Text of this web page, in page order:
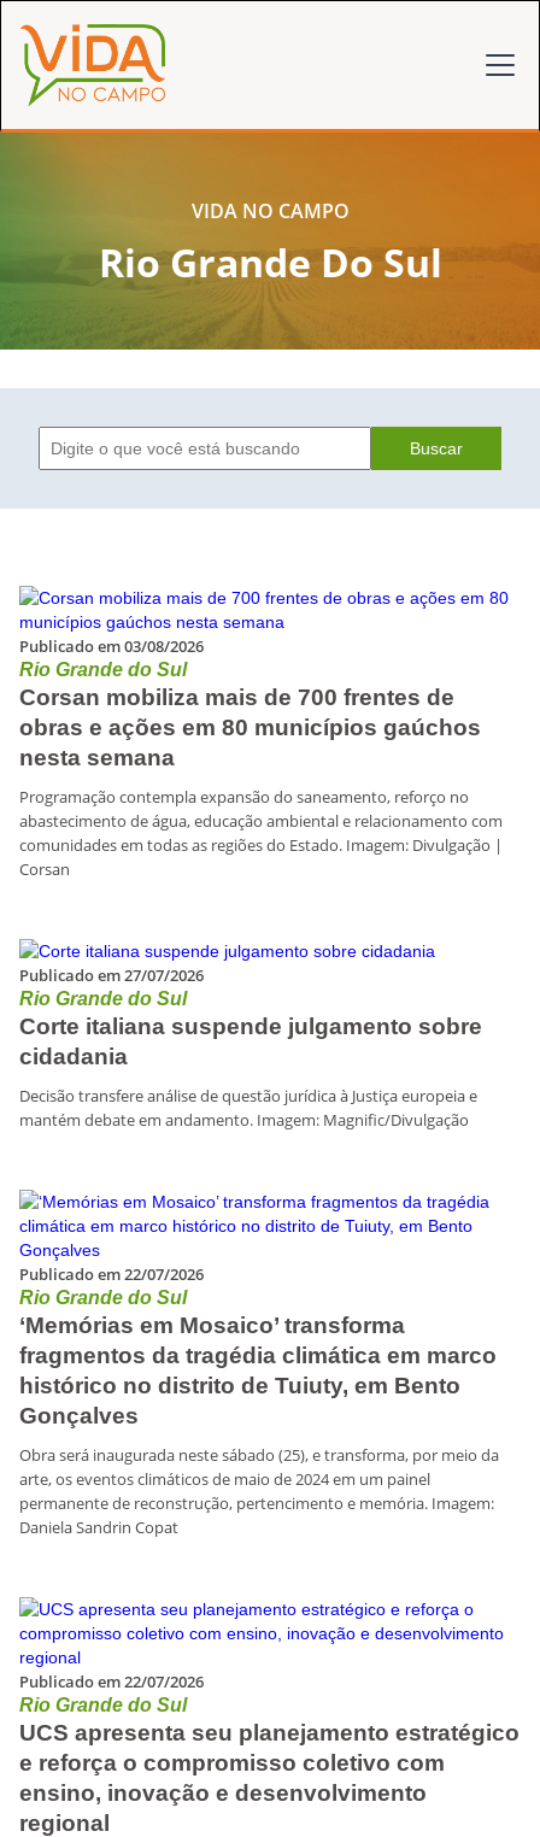
VIDA NO CAMPO
Rio Grande Do Sul
Buscar
Publicado em 03/08/2026
Rio Grande do Sul
Corsan mobiliza mais de 700 frentes de
obras e ações em 80 municípios gaúchos
nesta semana
Programação contempla expansão do saneamento, reforço no
abastecimento de água, educação ambiental e relacionamento com
comunidades em todas as regiões do Estado. Imagem: Divulgação |
Corsan
Publicado em 27/07/2026
Rio Grande do Sul
Corte italiana suspende julgamento sobre
cidadania
Decisão transfere análise de questão jurídica à Justiça europeia e
mantém debate em andamento. Imagem: Magnific/Divulgação
Publicado em 22/07/2026
Rio Grande do Sul
‘Memórias em Mosaico’ transforma
fragmentos da tragédia climática em marco
histórico no distrito de Tuiuty, em Bento
Gonçalves
Obra será inaugurada neste sábado (25), e transforma, por meio da
arte, os eventos climáticos de maio de 2024 em um painel
permanente de reconstrução, pertencimento e memória. Imagem:
Daniela Sandrin Copat
Publicado em 22/07/2026
Rio Grande do Sul
UCS apresenta seu planejamento estratégico
e reforça o compromisso coletivo com
ensino, inovação e desenvolvimento
regional